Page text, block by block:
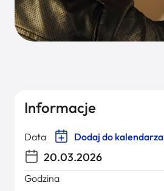
Informacje
Data Dodaj do kalendarza
20.03.2026
Godzina